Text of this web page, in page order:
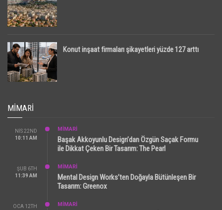
Konut inşaat firmaları şikayetleri yüzde 127 arttı
MIMARI
NIS 22ND
10:11 AM
MİMARİ
Başak Akkoyunlu Design’dan Özgün Saçak Formu
ile Dikkat Çeken Bir Tasarım: The Pearl
ŞUB 6TH
11:39 AM
MİMARİ
Mental Design Works’ten Doğayla Bütünleşen Bir
Tasarım: Greenox
OCA 12TH
MİMARİ